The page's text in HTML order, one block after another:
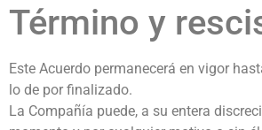
Término y
Este Acuerdo permanecerá en vigor
lo de por finalizado.
La Compañía puede, a su entera